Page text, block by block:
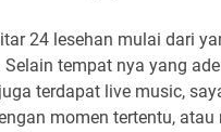
24 lesehan mulai dari
Selain tempat nya yang
terdapat live music,
momen tertentu,